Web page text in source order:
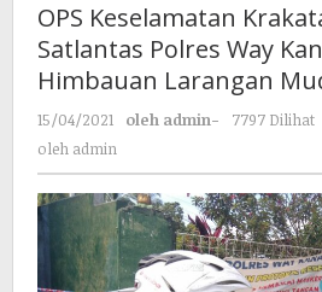
OPS Keselamatan
Satlantas Polres Way
Himbauan Larangan
15/04/2021 oleh admin-
7797 Dilihat
oleh admin